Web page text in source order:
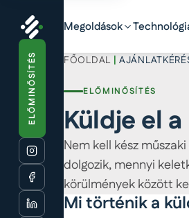
ELŐMINŐSÍTÉS
Megoldások
FŐOLDAL |
ELŐMINŐSÍTÉS
Küldje el
Nem kell kész
dolgozik, mennyi
körülmények között
Mi történik a